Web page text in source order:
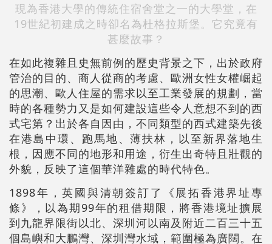
現為香港大學的傳統住宿舍堂之一的大學堂，在
19世紀初建成之時卻名為杜格拉斯堡。它究竟有
甚麼故事？
在如此複雜且史無前例的歷史背景之下，出於政府
管治的目的、商人從商的考慮、歐洲女性女權崛起
的思潮、歐人住屋的需求以至工業發展的規劃，當
時的各種勢力又是如何建設這些令人意想不到的西
式宅第？出於各自因由，不同類型的西式建築先後
在港島中環、跑馬地、薄扶林，以至新界落地生
根，因應不同的地形和用途，衍生出奇特且壯觀的
外貌，反映了這個華洋雜處的時代特色。
1898年，英國與清朝簽訂了《展拓香港界址專
條》，以為期99年的租借期限，將香港境址擴展
到九龍界限街以北、深圳河以南及附近二百三十五
個島嶼和大鵬灣、深圳灣水域，範圍極為廣闊。在